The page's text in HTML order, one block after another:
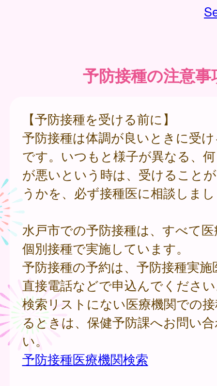
予防接種の注意事
【予防接種を受ける前に】
予防接種は体調が良いときに受
です。いつもと様子が異なる、
が悪いという時は、受けること
うかを、必ず接種医に相談しま
水戸市での予防接種は、すべて
個別接種で実施しています。
予防接種の予約は、予防接種実施
直接電話などで申込んでくださ
検索リストにない医療機関での
るときは、保健予防課へお問い
い。
予防接種医療機関検索